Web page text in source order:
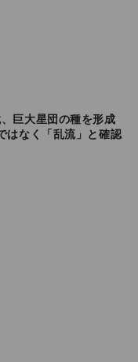
はなく「乱流」と確認